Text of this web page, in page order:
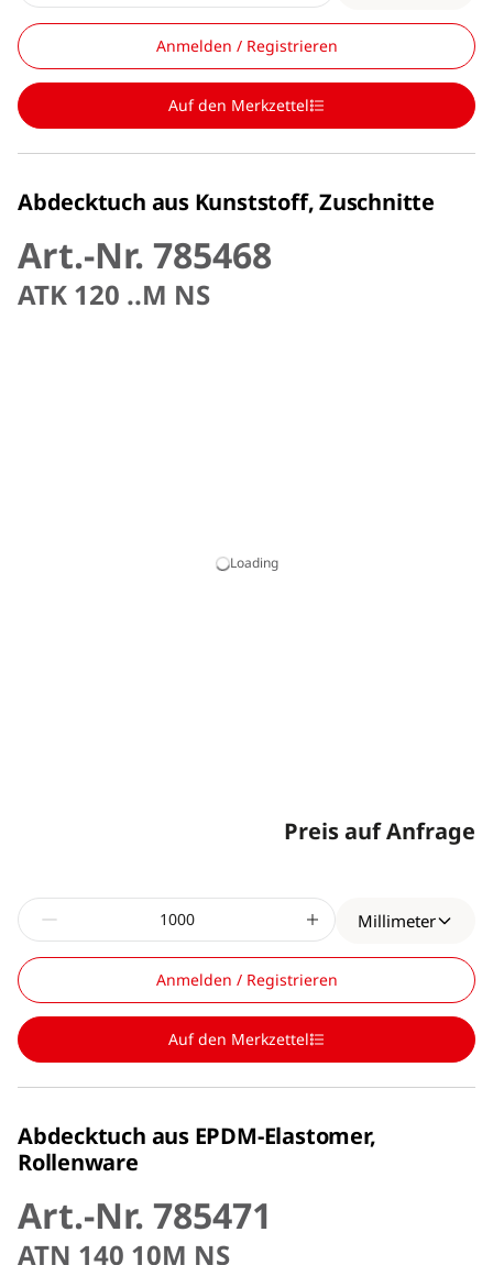
Anmelden / Registrieren
Auf den Merkzettel
Abdecktuch aus Kunststoff, Zuschnitte
Art.-Nr. 785468
ATK 120 ..M NS
Loading
Preis auf Anfrage
Millimeter
Anmelden / Registrieren
Auf den Merkzettel
Abdecktuch aus EPDM-Elastomer,
Rollenware
Art.-Nr. 785471
ATN 140 10M NS